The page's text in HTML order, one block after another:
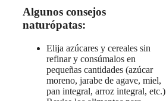
Algunos consejos
naturópatas:
Elija azúcares y cereales sin
refinar y consúmalos en
pequeñas cantidades (azúcar
moreno, jarabe de agave, miel,
pan integral, arroz integral, etc.)